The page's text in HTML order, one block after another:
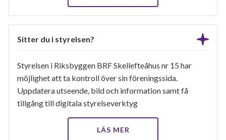
Sitter du i styrelsen?
Styrelsen i Riksbyggen BRF Skellefteåhus nr 15 har
möjlighet att ta kontroll över sin föreningssida.
Uppdatera utseende, bild och information samt få
tillgång till digitala styrelseverktyg
LÄS MER